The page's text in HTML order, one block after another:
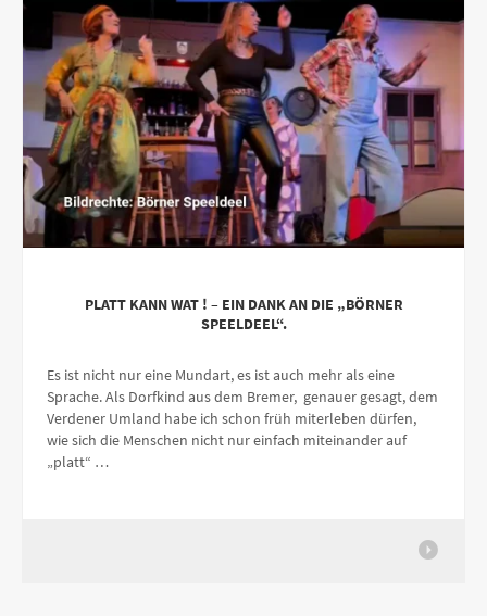
PLATT KANN WAT ! – EIN DANK AN DIE „BÖRNER
SPEELDEEL“.
Es ist nicht nur eine Mundart, es ist auch mehr als eine
Sprache. Als Dorfkind aus dem Bremer, genauer gesagt, dem
Verdener Umland habe ich schon früh miterleben dürfen,
wie sich die Menschen nicht nur einfach miteinander auf
„platt“ …